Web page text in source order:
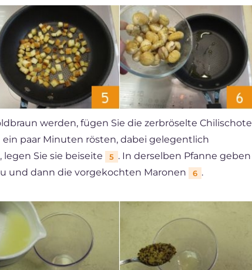
werden, fügen Sie die zerbröselte Chilischote
ein paar Minuten rösten, dabei gelegentlich
Sie sie beiseite
5 . In derselben Pfanne geben
und dann die vorgekochten Maronen
6 .